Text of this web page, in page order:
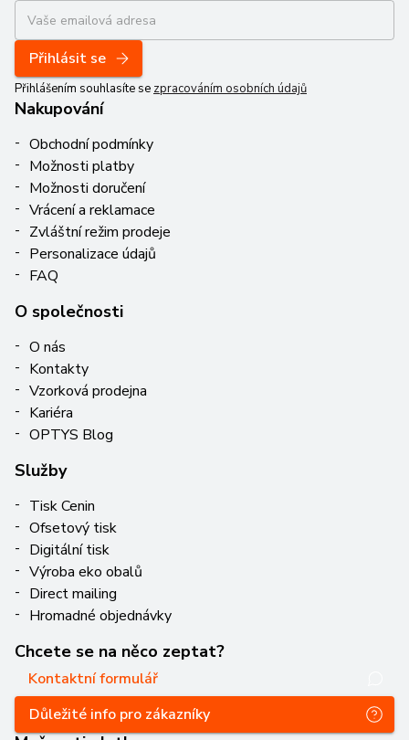
Přihlásit se
Přihlášením souhlasíte se zpracováním osobních údajů
Nakupování
Obchodní podmínky
Možnosti platby
Možnosti doručení
Vrácení a reklamace
Zvláštní režim prodeje
Personalizace údajů
FAQ
O společnosti
O nás
Kontakty
Vzorková prodejna
Kariéra
OPTYS Blog
Služby
Tisk Cenin
Ofsetový tisk
Digitální tisk
Výroba eko obalů
Direct mailing
Hromadné objednávky
Chcete se na něco zeptat?
Kontaktní formulář
Důležité info pro zákazníky